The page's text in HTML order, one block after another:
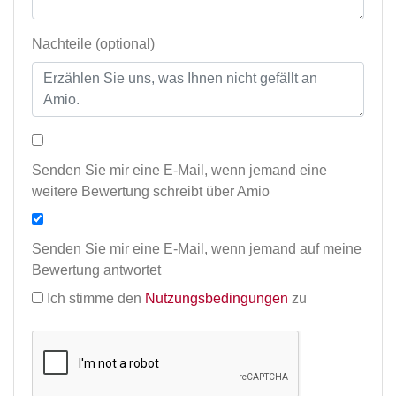
Nachteile (optional)
Senden Sie mir eine E-Mail, wenn jemand eine
weitere Bewertung schreibt über Amio
Senden Sie mir eine E-Mail, wenn jemand auf meine
Bewertung antwortet
Ich stimme den Nutzungsbedingungen zu